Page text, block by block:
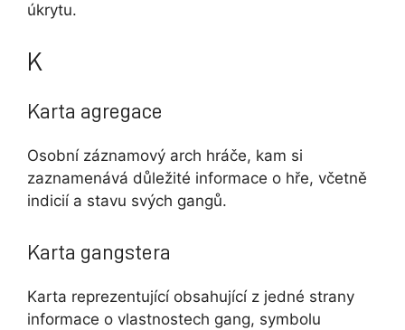
úkrytu.
K
Karta agregace
Osobní záznamový arch hráče, kam si
zaznamenává důležité informace o hře, včetně
indicií a stavu svých gangů.
Karta gangstera
Karta reprezentující obsahující z jedné strany
informace o vlastnostech gang, symbolu